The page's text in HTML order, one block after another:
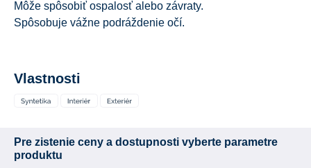
Môže spôsobiť ospalosť alebo závraty.
Spôsobuje vážne podráždenie očí.
Vlastnosti
Pre zistenie ceny a dostupnosti vyberte parametre
produktu